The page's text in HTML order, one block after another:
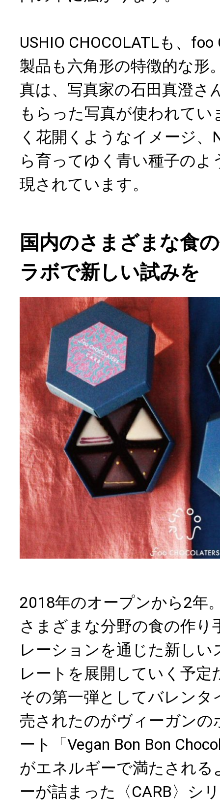
USHIO CHOCOLATLも、foo
製品も六角形の特徴的な形
真は、写真家の石田真澄さ
もらった写真が使われてい
く花開くようなイメージ、
ら育ってゆく青い種子のよ
現されています。
国内のさまざまな食
ラボで新しい試みを
2018年のオープンから2年
さまざまな分野の食の作り
レーションを通じた新し
レートを展開していく予定
その第一弾としてバレンタ
売されたのがヴィーガン
ート「Vegan Bon Bon
がエネルギーで満たされる
ーが詰まった〈CARB〉シ